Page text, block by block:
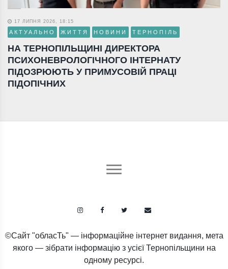
17 ЛИПНЯ 2026, 18:15
АКТУАЛЬНО ЖИТТЯ НОВИНИ ТЕРНОПІЛЬ
НА ТЕРНОПІЛЬЩИНІ ДИРЕКТОРА
ПСИХОНЕВРОЛОГІЧНОГО ІНТЕРНАТУ
ПІДОЗРЮЮТЬ У ПРИМУСОВІЙ ПРАЦІ
ПІДОПІЧНИХ
©Сайт "обласТь" — інформаційне інтернет видання, мета
якого — зібрати інформацію з усієї Тернопільщини на
одному ресурсі.